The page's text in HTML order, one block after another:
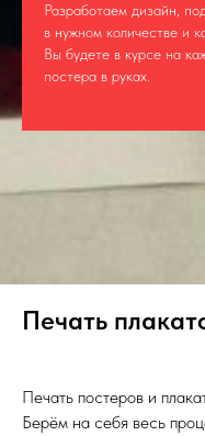
Разработаем дизайн,
в нужном количестве и
Вы будете в курсе на
постера в руках.
Печать
Печать постеров и
Берём на себя весь